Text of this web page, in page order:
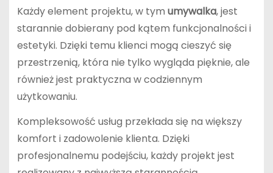
Każdy element projektu, w tym umywalka, jest
starannie dobierany pod kątem funkcjonalności i
estetyki. Dzięki temu klienci mogą cieszyć się
przestrzenią, która nie tylko wygląda pięknie, ale
również jest praktyczna w codziennym
użytkowaniu.
Kompleksowość usług przekłada się na większy
komfort i zadowolenie klienta. Dzięki
profesjonalnemu podejściu, każdy projekt jest